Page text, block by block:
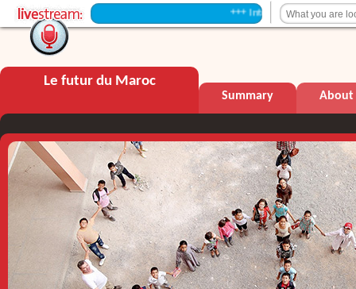
+++ Intermission +++
Le futur du Maroc
Summary About